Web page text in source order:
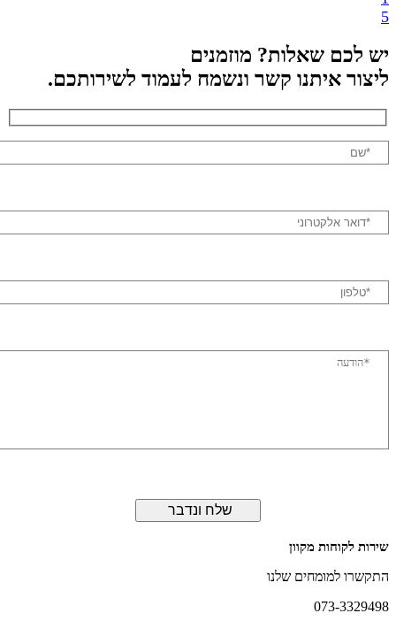
שאלות? מוזמנים
איתנו קשר ונשמח לעמוד לשירותכם.
שלח ונדבר
לקוחות מקוון
למומחים שלנו
073-